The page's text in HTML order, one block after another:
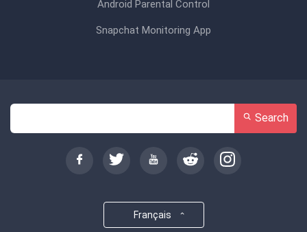
Android Parental Control
Snapchat Monitoring App
Search
Français